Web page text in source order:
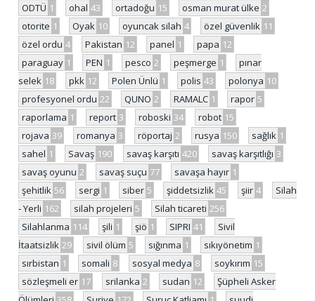
ODTÜ 1 ohal 43 ortadoğu 15 osman murat ülke 2
otorite 1 Oyak 10 oyuncak silah 4 özel güvenlik 11
özel ordu 4 Pakistan 12 panel 1 papa 12
paraguay 1 PEN 1 pesco 2 peşmerge 1
pınar
selek 18 pkk 12 Polen Ünlü 1 polis 43 polonya 10
profesyonel ordu 22 QUNO 2 RAMALC 1 rapor 5
raporlama 1 report 3 roboski 34 robot 15
rojava 39 romanya 3 röportaj 2 rusya 150 sağlık 1
sahel 1 Savaş 190 savaş karşıtı 420 savaş karşıtlığı 3
savaş oyunu 2 savaş suçu 77 savaşa hayır 1
şehitlik 56 sergi 1 siber 5 şiddetsizlik 45 şiir 4
Silah
- Yerli 162 silah projeleri 5 Silah ticareti 256
Silahlanma 114 şili 1 şiö 1 SIPRI 41
Sivil
İtaatsizlik 29 sivil ölüm 5 sığınma 1 sıkıyönetim 1
sırbistan 1 somali 8 sosyal medya 8 soykırım 15
sözleşmeli er 17 srilanka 2 sudan 12
Şüpheli Asker